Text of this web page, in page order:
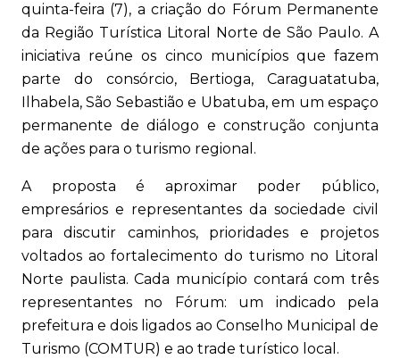
quinta-feira (7), a criação do Fórum Permanente
da Região Turística Litoral Norte de São Paulo. A
iniciativa reúne os cinco municípios que fazem
parte do consórcio, Bertioga, Caraguatatuba,
Ilhabela, São Sebastião e Ubatuba, em um espaço
permanente de diálogo e construção conjunta
de ações para o turismo regional.
A proposta é aproximar poder público,
empresários e representantes da sociedade civil
para discutir caminhos, prioridades e projetos
voltados ao fortalecimento do turismo no Litoral
Norte paulista. Cada município contará com três
representantes no Fórum: um indicado pela
prefeitura e dois ligados ao Conselho Municipal de
Turismo (COMTUR) e ao trade turístico local.